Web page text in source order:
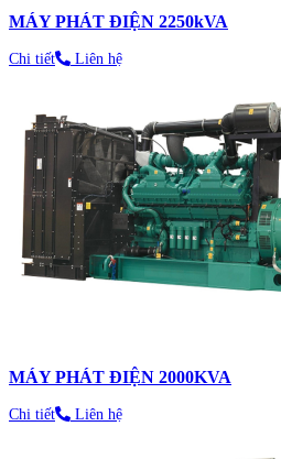
MÁY PHÁT ĐIỆN 2250kVA
Chi tiết Liên hệ
MÁY PHÁT ĐIỆN 2000KVA
Chi tiết Liên hệ